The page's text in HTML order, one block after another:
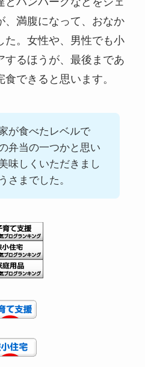
、満腹になって、おなか
た。女性や、男性でも小
するほうが、最後まであ
できると思います。
が食べたレベルで
弁当の一つかと思い
味しくいただきまし
さまでした。